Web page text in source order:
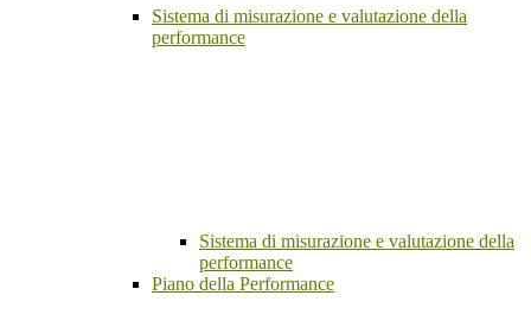
Sistema di misurazione e valutazione della
performance
Sistema di misurazione e valutazione della
performance
Piano della Performance